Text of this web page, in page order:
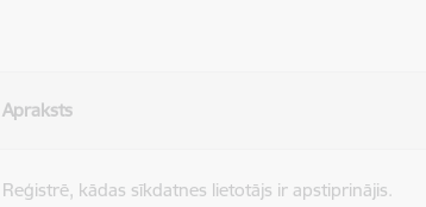
Apraksts
Reģistrē, kādas sīkdatnes lietotājs ir apstiprinājis.